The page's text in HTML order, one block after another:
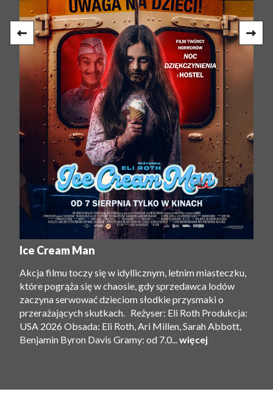
Ice Cream Man
Akcja filmu toczy się w idyllicznym, letnim miasteczku,
które pogrąża się w chaosie, gdy sprzedawca lodów
zaczyna serwować dzieciom słodkie przysmaki o
przerażających skutkach. Reżyser: Eli Roth Produkcja:
USA 2026 Obsada: Eli Roth, Ari Millen, Sarah Abbott,
Benjamin Byron Davis Gramy: od 7.0... więcej